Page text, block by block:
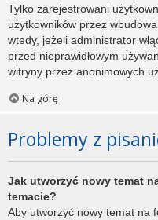
Tylko zarejestrowani
użytkowników przez
wtedy, jeżeli administrator
przed nieprawidłowym
witryny przez anonimowych
Na górę
Problemy z
Jak utworzyć nowy temat
temacie?
Aby utworzyć nowy temat na